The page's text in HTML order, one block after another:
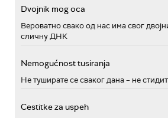
Dvojnik mog oca
Вероватно свако од нас има свог
сличну ДНК
Nemogućnost tusiranja
Не туширате се сваког дана – не
Cestitke za uspeh